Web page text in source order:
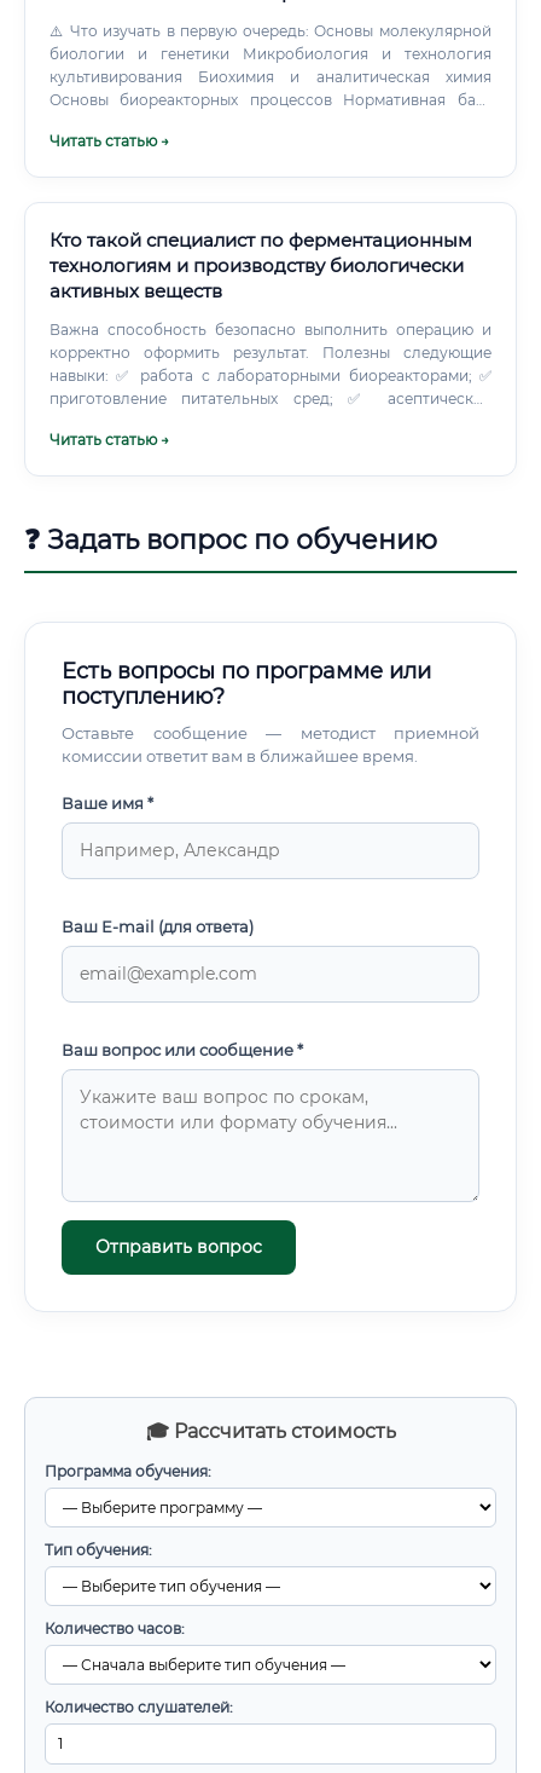
🎓 Рассчитать стоимость
Программа обучения:
Тип обучения:
Количество часов:
Количество слушателей:
⚠️ Что изучать в первую очередь: Основы молекулярной
биологии и генетики Микробиология и технология
культивирования Биохимия и аналитическая химия
Основы биореакторных процессов Нормативная база
уровень) Как быстро можно освоить профессию ✅
опыта 🟢 Да, это возможно, но с условиями: Наличие
профильного или смежного образования значительно
ускоряет процесс Прохождение стажировки (даже
волонтёрских научных проектах формирует портфолио
Работа в качестве лаборанта — классический стартовый
путь в индустрию ⚠️ Полностью без базовых знаний в
биологии или химии войти крайне затруднительно.
желательны, а обязательны.
Читать статью →
Кто такой специалист по ферментационным
технологиям и производству биологически
активных веществ
Важна способность безопасно выполнить операцию и
корректно оформить результат. Полезны следующие
навыки: ✅ работа с лабораторными биореакторами; ✅
приготовление питательных сред; ✅ асептические
плотности и концентраций; ✅ работа с лабораторной
технологических схем; ✅ понимание принципов GMP и
Читать статью →
❓ Задать вопрос по обучению
Есть вопросы по программе или
поступлению?
Оставьте сообщение — методист приемной
комиссии ответит вам в ближайшее время.
Ваше имя *
Ваш E-mail (для ответа)
Ваш вопрос или сообщение *
Отправить вопрос